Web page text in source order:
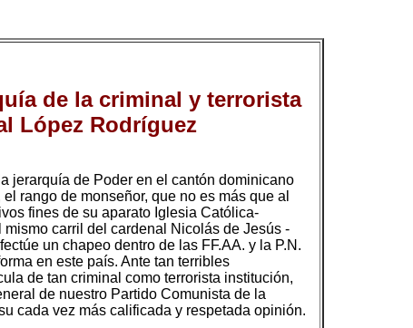
de la criminal y terrorista
López Rodríguez
jerarquía de Poder en el cantón dominicano
rango de monseñor, que no es más que al
fines de su aparato Iglesia Católica-
carril del cardenal Nicolás de Jesús -
un chapeo dentro de las FF.AA. y la P.N.
en este país. Ante tan terribles
de tan criminal como terrorista institución,
de nuestro Partido Comunista de la
cada vez más calificada y respetada opinión.